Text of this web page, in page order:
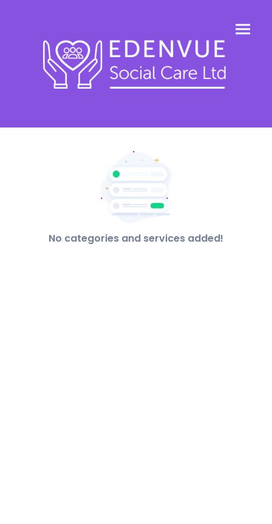
No categories and services added!